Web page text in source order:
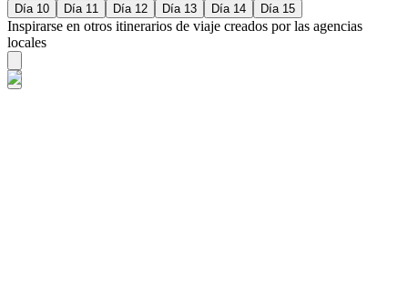
Día 10
Día 11 Día 12 Día 13 Día 14 Día 15
Inspirarse en otros itinerarios de viaje creados por las agencias
locales